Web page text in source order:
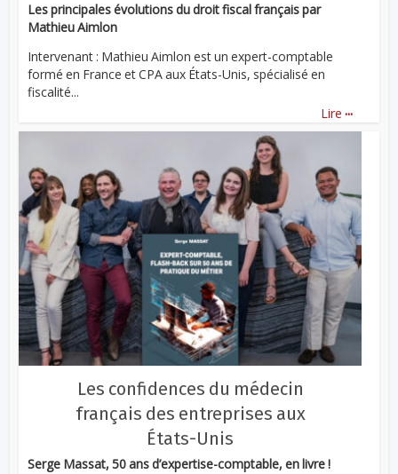
Les principales évolutions du droit fiscal français par
Mathieu Aimlon
Intervenant : Mathieu Aimlon est un expert-comptable
formé en France et CPA aux États-Unis, spécialisé en
fiscalité...
Lire ...
Les confidences du médecin
français des entreprises aux
États-Unis
Serge Massat, 50 ans d’expertise-comptable, en livre !